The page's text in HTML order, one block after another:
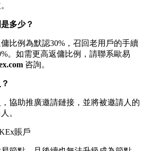
多少？
比例為默認30%，召回老用戶的手續
。如需更高返傭比例，請聯系歐易
咨詢。
協助推廣邀請鏈接，並將被邀請人的
。
賬戶